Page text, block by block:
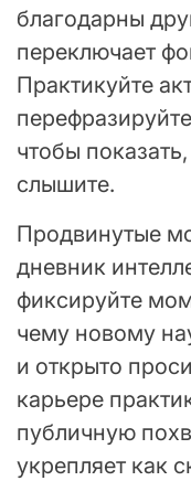
благодарны
переключает
Практикуйте
чтобы
слышите.
Продвинутые
дневник
фиксируйте
чему новому
и открыто
карьере
публичную
укрепляет как